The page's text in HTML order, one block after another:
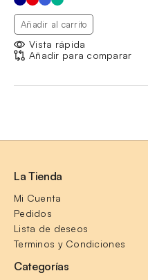
hasta
15,25 €
Añadir al carrito
Vista rápida
Añadir para comparar
La Tienda
Mi Cuenta
Pedidos
Lista de deseos
Terminos y Condiciones
Categorías